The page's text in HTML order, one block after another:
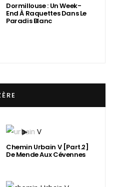
Dormillouse : Un Week-
End À Raquettes Dans Le
Paradis Blanc
Chemin Urbain V [Part.2]
De Mende Aux Cévennes